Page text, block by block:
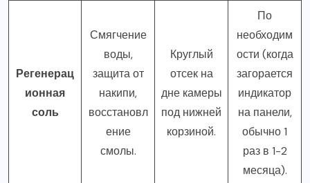
Регенерац
ионная
соль
Смягчение
воды,
защита от
накипи,
восстановл
ение
смолы.
Круглый
отсек на
дне камеры
под нижней
корзиной.
По
необходим
ости (когда
загорается
индикатор
на панели,
обычно 1
раз в 1-2
месяца).